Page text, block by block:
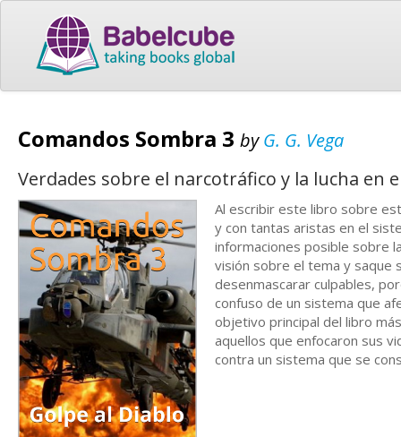
Comandos Sombra 3 byG. G. Vega
Verdades sobre el narcotráfico y la lucha en
Al escribir este libro sobre
y con tantas aristas en el
informaciones posible sobre
visión sobre el tema y saque
desenmascarar culpables,
confuso de un sistema que
objetivo principal del libro
aquellos que enfocaron sus
contra un sistema que se